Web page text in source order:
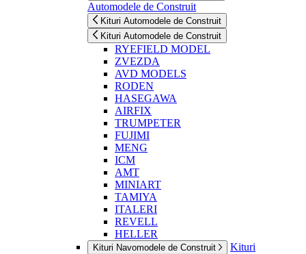
Automodele de Construit
Kituri Automodele de Construit
Kituri Automodele de Construit
RYEFIELD MODEL
ZVEZDA
AVD MODELS
RODEN
HASEGAWA
AIRFIX
TRUMPETER
FUJIMI
MENG
ICM
AMT
MINIART
TAMIYA
ITALERI
REVELL
HELLER
Kituri Navomodele de Construit
Kituri